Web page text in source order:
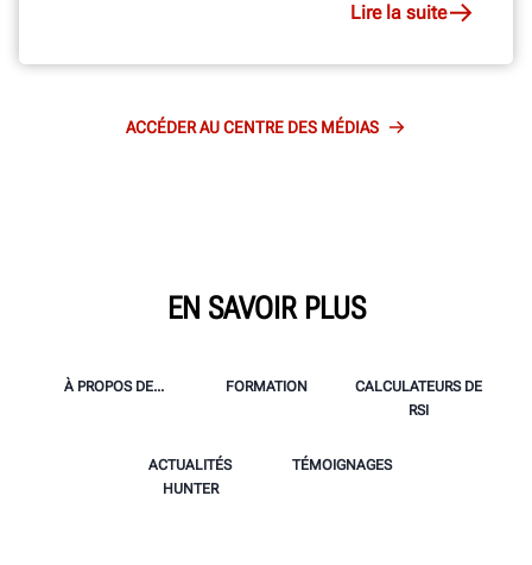
Lire la suite
ACCÉDER AU CENTRE DES MÉDIAS
EN SAVOIR PLUS
À PROPOS DE... FORMATION
CALCULATEURS DE
RSI
ACTUALITÉS
HUNTER
TÉMOIGNAGES